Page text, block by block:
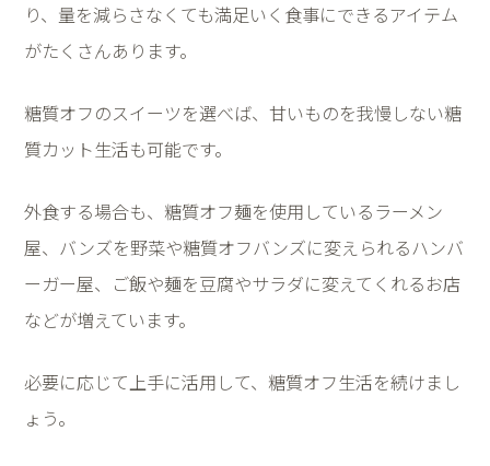
り、量を減らさなくても満足いく食事にできるアイテム
がたくさんあります。
糖質オフのスイーツを選べば、甘いものを我慢しない糖
質カット生活も可能です。
外食する場合も、糖質オフ麺を使用しているラーメン
屋、バンズを野菜や糖質オフバンズに変えられるハンバ
ーガー屋、ご飯や麺を豆腐やサラダに変えてくれるお店
などが増えています。
必要に応じて上手に活用して、糖質オフ生活を続けまし
ょう。